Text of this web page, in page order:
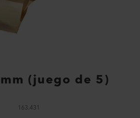
(juego de 5)
163.431